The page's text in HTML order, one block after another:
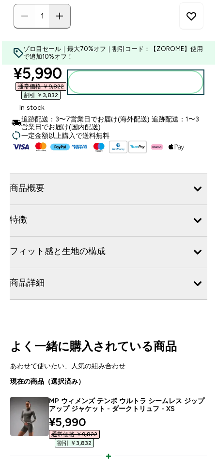
ゾロ目セール｜最大70%オフ｜割引コード：【ZOROME】使用
で追加10%オフ！
discounted price
¥5,990‎
通常価格 ￥9,822‎
割引 ￥3,832‎
In stock
追跡配送：3〜7営業日でお届け(海外配送) 追跡配送：1〜3
営業日でお届け(国内配送)
一定金額以上購入で送料無料
商品概要
特徴
フィット感と生地の構成
商品詳細
よく一緒に購入されている商品
あわせて使いたい、人気の組み合わせ
現在の商品（選択済み）
MP ウィメンズ テンポ ウルトラ シームレス ジップ
アップ ジャケット - ダークトリュフ - XS
discounted price
¥5,990‎
通常価格 ￥9,822‎
割引 ￥3,832‎